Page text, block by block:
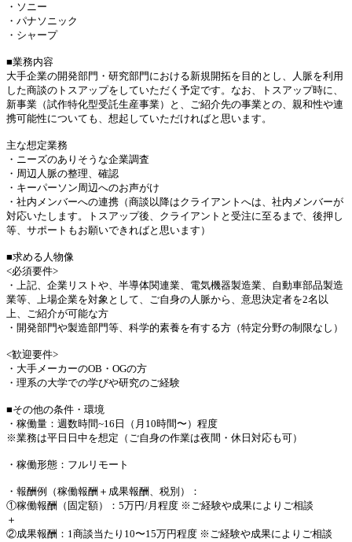
・ソニー
・パナソニック
・シャープ
■業務内容
大手企業の開発部門・研究部門における新規開拓を目的とし、人脈を利用
した商談のトスアップをしていただく予定です。なお、トスアップ時に、
新事業（試作特化型受託生産事業）と、ご紹介先の事業との、親和性や連
携可能性についても、想起していただければと思います。
主な想定業務
・ニーズのありそうな企業調査
・周辺人脈の整理、確認
・キーパーソン周辺へのお声がけ
・社内メンバーへの連携（商談以降はクライアントへは、社内メンバーが
対応いたします。トスアップ後、クライアントと受注に至るまで、後押し
等、サポートもお願いできればと思います）
■求める人物像
<必須要件>
・上記、企業リストや、半導体関連業、電気機器製造業、自動車部品製造
業等、上場企業を対象として、ご自身の人脈から、意思決定者を2名以
上、ご紹介が可能な方
・開発部門や製造部門等、科学的素養を有する方（特定分野の制限なし）
<歓迎要件>
・大手メーカーのOB・OGの方
・理系の大学での学びや研究のご経験
■その他の条件・環境
・稼働量：週数時間~16日（月10時間〜）程度
※業務は平日日中を想定（ご自身の作業は夜間・休日対応も可）
・稼働形態：フルリモート
・報酬例（稼働報酬＋成果報酬、税別）：
①稼働報酬（固定額）：5万円/月程度 ※ご経験や成果によりご相談
＋
②成果報酬：1商談当たり10〜15万円程度 ※ご経験や成果によりご相談